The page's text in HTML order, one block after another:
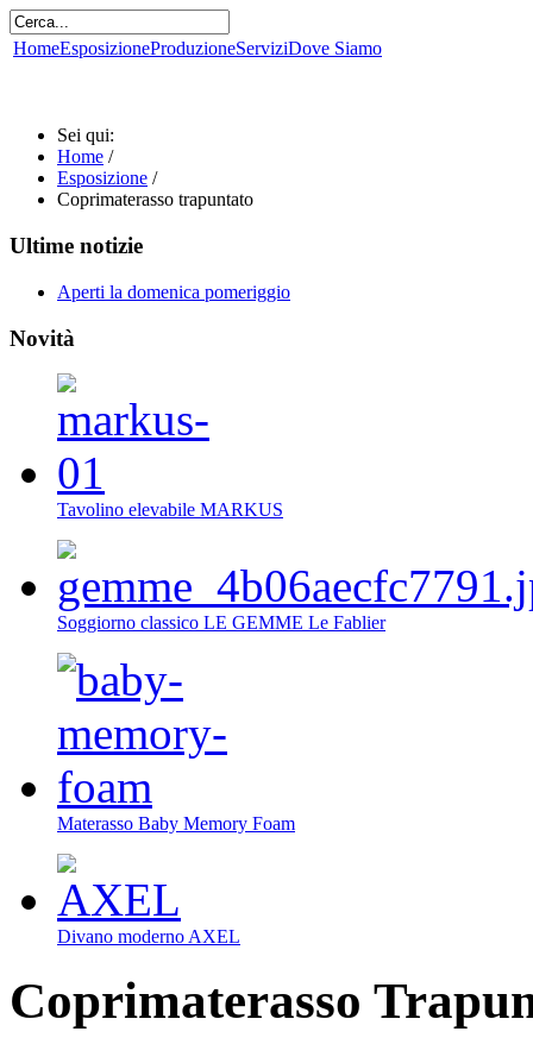
HomeEsposizioneProduzioneServiziDove Siamo
Sei qui:
Home /
Esposizione /
Coprimaterasso trapuntato
Ultime notizie
Aperti la domenica pomeriggio
Novità
Tavolino elevabile MARKUS
Soggiorno classico LE GEMME Le Fablier
Materasso Baby Memory Foam
Divano moderno AXEL
Coprimaterasso